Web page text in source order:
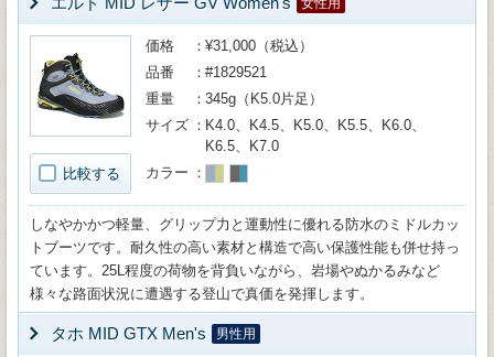
女性用
比較する
価格
¥31,000（税込）
品番
#1829521
重量
345g（K5.0片足）
サイズ
K4.0、K4.5、K5.0、K5.5、K6.0、
K6.5、K7.0
カラー
しなやかかつ軽量、グリップ力と運動性に優れる防水のミドルカッ
トブーツです。耐久性の高い素材と構造で高い保護性能も併せ持っ
ています。25L程度の荷物を背負いながら、岩場やぬかるみなど
様々な路面状況に遭遇する登山で真価を発揮します。
タホ MID GTX Men's 男性用